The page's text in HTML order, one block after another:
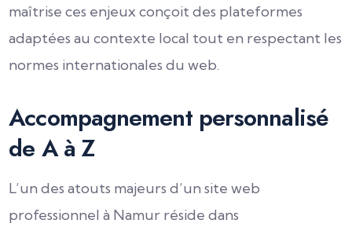
maîtrise ces enjeux conçoit des plateformes
adaptées au contexte local tout en respectant les
normes internationales du web.
Accompagnement personnalisé
de A à Z
L’un des atouts majeurs d’un site web
professionnel à Namur réside dans